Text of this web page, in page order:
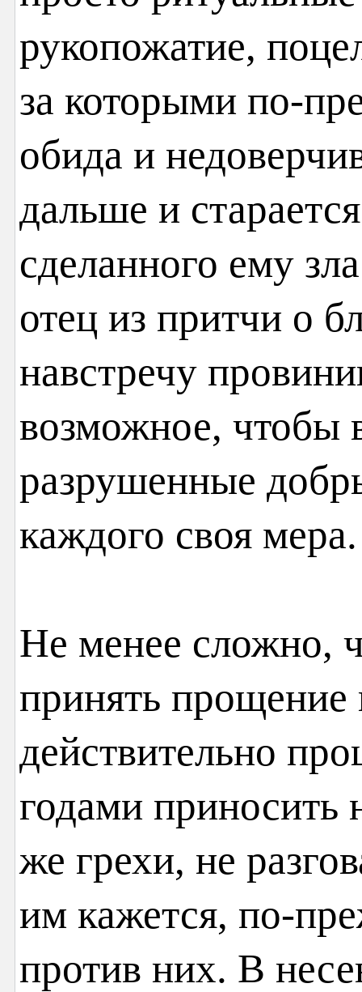
рукопожатие,
за которыми по-
обида и
дальше и
сделанного ему
отец из притчи о
навстречу
возможное, чтобы
разрушенные
каждого своя мера.
Не менее сложно,
принять прощение
действительно
годами приносить
же грехи, не
им кажется, по-
против них. В